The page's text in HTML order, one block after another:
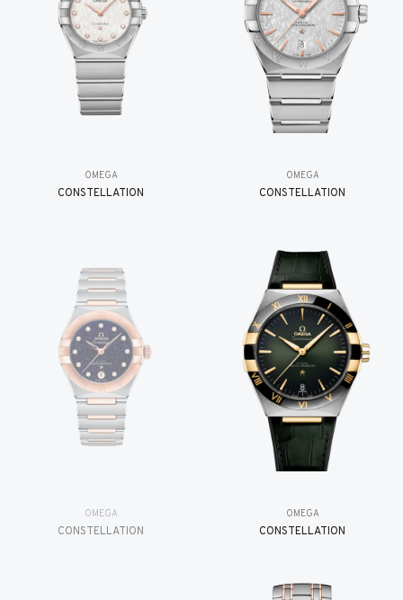
OMEGA
CONSTELLATION
OMEGA
CONSTELLATION
OMEGA
CONSTELLATION
OMEGA
CONSTELLATION